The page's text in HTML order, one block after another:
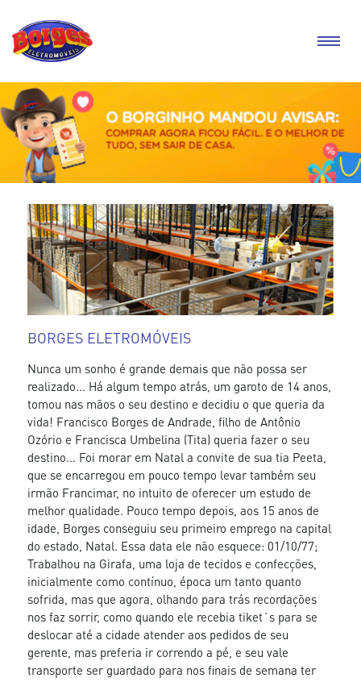
BORGES ELETROMÓVEIS
Nunca um sonho é grande demais que não possa ser
realizado... Há algum tempo atrás, um garoto de 14 anos,
tomou nas mãos o seu destino e decidiu o que queria da
vida! Francisco Borges de Andrade, filho de Antônio
Ozório e Francisca Umbelina (Tita) queria fazer o seu
destino... Foi morar em Natal a convite de sua tia Peeta,
que se encarregou em pouco tempo levar também seu
irmão Francimar, no intuito de oferecer um estudo de
melhor qualidade. Pouco tempo depois, aos 15 anos de
idade, Borges conseguiu seu primeiro emprego na capital
do estado, Natal. Essa data ele não esquece: 01/10/77;
Trabalhou na Girafa, uma loja de tecidos e confecções,
inicialmente como contínuo, época um tanto quanto
sofrida, mas que agora, olhando para trás recordações
nos faz sorrir, como quando ele recebia tiket´s para se
deslocar até a cidade atender aos pedidos de seu
gerente, mas preferia ir correndo a pé, e seu vale
transporte ser guardado para nos finais de semana ter